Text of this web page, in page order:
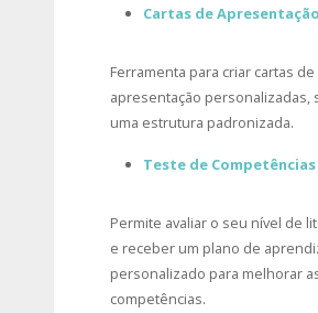
Cartas de Apresentação
Ferramenta para criar cartas de
apresentação personalizadas,
uma estrutura padronizada.
Teste de
Permite avaliar o seu nível de
e receber um plano de
personalizado para melhorar
competências.